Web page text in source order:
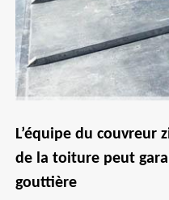
L’équipe du couvreur
de la toiture peut
gouttière